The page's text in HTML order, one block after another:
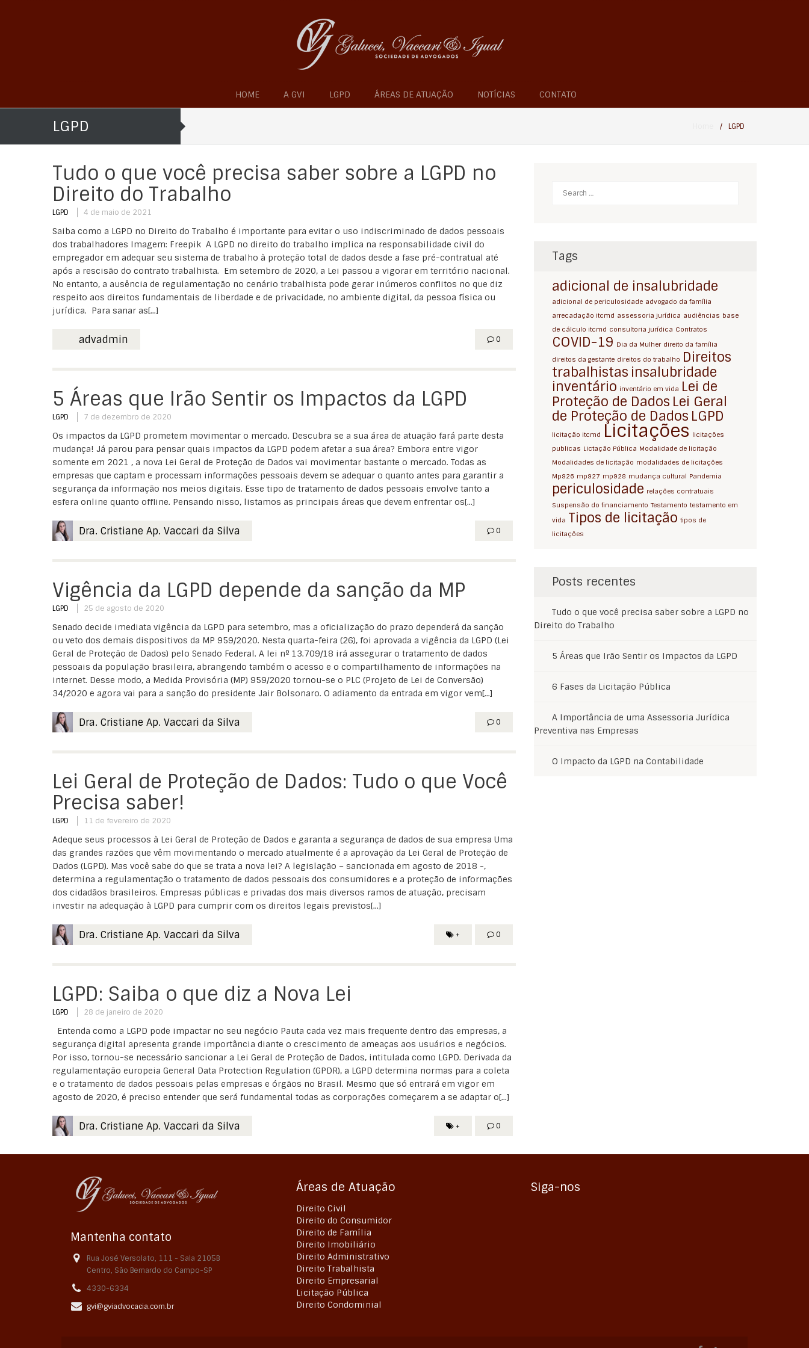
HOME A GVI LGPD ÁREAS DE ATUAÇÃO NOTÍCIAS CONTATO
LGPD / LGPD
Tudo o que você precisa saber sobre a LGPD no
Direito do Trabalho
LGPD 4 de maio de 2021
Saiba como a LGPD no Direito do Trabalho é importante para evitar o uso indiscriminado de dados pessoais
dos trabalhadores Imagem: Freepik A LGPD no direito do trabalho implica na responsabilidade civil do
empregador em adequar seu sistema de trabalho à proteção total de dados desde a fase pré-contratual até
após a rescisão do contrato trabalhista. Em setembro de 2020, a Lei passou a vigorar em território nacional.
No entanto, a ausência de regulamentação no cenário trabalhista pode gerar inúmeros conflitos no que diz
respeito aos direitos fundamentais de liberdade e de privacidade, no ambiente digital, da pessoa física ou
jurídica. Para sanar as[...]
0
advadmin
5 Áreas que Irão Sentir os Impactos da LGPD
LGPD 7 de dezembro de 2020
Os impactos da LGPD prometem movimentar o mercado. Descubra se a sua área de atuação fará parte desta
mudança! Já parou para pensar quais impactos da LGPD podem afetar a sua área? Embora entre vigor
somente em 2021 , a nova Lei Geral de Proteção de Dados vai movimentar bastante o mercado. Todas as
empresas que captam e processam informações pessoais devem se adequar o quanto antes para garantir a
segurança da informação nos meios digitais. Esse tipo de tratamento de dados pessoais envolve tanto a
esfera online quanto offline. Pensando nisso, listamos as principais áreas que devem enfrentar os[...]
0
Dra. Cristiane Ap. Vaccari da Silva
Vigência da LGPD depende da sanção da MP
LGPD 25 de agosto de 2020
Senado decide imediata vigência da LGPD para setembro, mas a oficialização do prazo dependerá da sanção
ou veto dos demais dispositivos da MP 959/2020. Nesta quarta-feira (26), foi aprovada a vigência da LGPD (Lei
Geral de Proteção de Dados) pelo Senado Federal. A lei nº 13.709/18 irá assegurar o tratamento de dados
pessoais da população brasileira, abrangendo também o acesso e o compartilhamento de informações na
internet. Desse modo, a Medida Provisória (MP) 959/2020 tornou-se o PLC (Projeto de Lei de Conversão)
34/2020 e agora vai para a sanção do presidente Jair Bolsonaro. O adiamento da entrada em vigor vem[...]
0
Dra. Cristiane Ap. Vaccari da Silva
Lei Geral de Proteção de Dados: Tudo o que Você
Precisa saber!
LGPD 11 de fevereiro de 2020
Adeque seus processos à Lei Geral de Proteção de Dados e garanta a segurança de dados de sua empresa Uma
das grandes razões que vêm movimentando o mercado atualmente é a aprovação da Lei Geral de Proteção de
Dados (LGPD). Mas você sabe do que se trata a nova lei? A legislação – sancionada em agosto de 2018 -,
determina a regulamentação o tratamento de dados pessoais dos consumidores e a proteção de informações
dos cidadãos brasileiros. Empresas públicas e privadas dos mais diversos ramos de atuação, precisam
investir na adequação à LGPD para cumprir com os direitos legais previstos[...]
0
+
Dra. Cristiane Ap. Vaccari da Silva
LGPD: Saiba o que diz a Nova Lei
LGPD 28 de janeiro de 2020
Entenda como a LGPD pode impactar no seu negócio Pauta cada vez mais frequente dentro das empresas, a
segurança digital apresenta grande importância diante o crescimento de ameaças aos usuários e negócios.
Por isso, tornou-se necessário sancionar a Lei Geral de Proteção de Dados, intitulada como LGPD. Derivada da
regulamentação europeia General Data Protection Regulation (GPDR), a LGPD determina normas para a coleta
e o tratamento de dados pessoais pelas empresas e órgãos no Brasil. Mesmo que só entrará em vigor em
agosto de 2020, é preciso entender que será fundamental todas as corporações começarem a se adaptar o[...]
0
+
Dra. Cristiane Ap. Vaccari da Silva
Search
Tags
adicional de insalubridade
adicional de periculosidade advogado da família
arrecadação itcmd assessoria jurídica audiências base
de cálculo itcmd consultoria jurídica Contratos
COVID-19 Dia da Mulher direito da família
direitos da gestante direitos do trabalho Direitos
trabalhistas insalubridade
inventário inventário em vida Lei de
Proteção de Dados Lei Geral
de Proteção de Dados LGPD
licitação itcmd Licitações licitações
publicas Lictação Pública Modalidade de licitação
Modalidades de licitação modalidades de licitações
Mp926 mp927 mp928 mudança cultural Pandemia
periculosidade relações contratuais
Suspensão do financiamento Testamento testamento em
vida Tipos de licitação tipos de
licitações
Posts recentes
Tudo o que você precisa saber sobre a LGPD no
Direito do Trabalho
5 Áreas que Irão Sentir os Impactos da LGPD
6 Fases da Licitação Pública
A Importância de uma Assessoria Jurídica
Preventiva nas Empresas
O Impacto da LGPD na Contabilidade
Mantenha contato
Rua José Versolato, 111 - Sala 2105B
Centro, São Bernardo do Campo-SP
4330-6334
gvi@gviadvocacia.com.br
Áreas de Atuação
Direito Civil
Direito do Consumidor
Direito de Família
Direito Imobiliário
Direito Administrativo
Direito Trabalhista
Direito Empresarial
Licitação Pública
Direito Condominial
Siga-nos